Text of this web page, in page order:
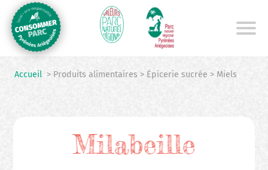
contenu
principal
Accueil > Produits alimentaires > Épicerie sucrée > Miels
Milabeille